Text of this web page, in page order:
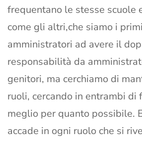
frequentano le stesse scuole
come gli altri,che siamo i
amministratori ad avere il
responsabilità da
genitori, ma cerchiamo di
ruoli, cercando in entrambi di
meglio per quanto possibile.
accade in ogni ruolo che si